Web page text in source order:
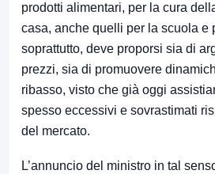
prodotti alimentari, per la cura
casa, anche quelli per la scuola e
soprattutto, deve proporsi sia di
prezzi, sia di promuovere
ribasso, visto che già oggi
spesso eccessivi e sovrastimati
del mercato.
L’annuncio del ministro in tal